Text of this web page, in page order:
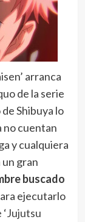
arranca
de la serie
Shibuya lo
no cuentan
y cualquiera
gran
buscado
ejecutarlo
Jujutsu